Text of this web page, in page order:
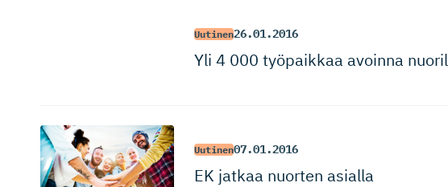
Uutinen26.01.2016
Yli 4 000 työpaikkaa avoinna
Uutinen07.01.2016
EK jatkaa nuorten asialla